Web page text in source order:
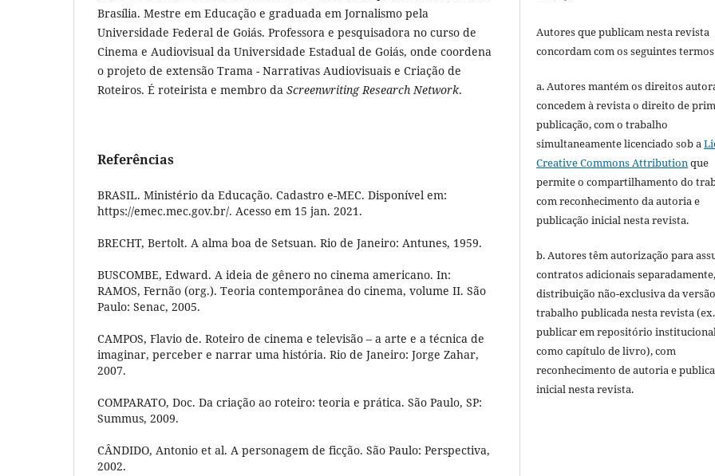
Brasília. Mestre em Educação e graduada em Jornalismo pela
Universidade Federal de Goiás. Professora e pesquisadora no curso de
Cinema e Audiovisual da Universidade Estadual de Goiás, onde coordena
o projeto de extensão Trama - Narrativas Audiovisuais e Criação de
Roteiros. É roteirista e membro da Screenwriting Research Network.
Referências
BRASIL. Ministério da Educação. Cadastro e-MEC. Disponível em:
https://emec.mec.gov.br/. Acesso em 15 jan. 2021.
BRECHT, Bertolt. A alma boa de Setsuan. Rio de Janeiro: Antunes, 1959.
BUSCOMBE, Edward. A ideia de gênero no cinema americano. In:
RAMOS, Fernão (org.). Teoria contemporânea do cinema, volume II. São
Paulo: Senac, 2005.
CAMPOS, Flavio de. Roteiro de cinema e televisão – a arte e a técnica de
imaginar, perceber e narrar uma história. Rio de Janeiro: Jorge Zahar,
2007.
COMPARATO, Doc. Da criação ao roteiro: teoria e prática. São Paulo, SP:
Summus, 2009.
CÂNDIDO, Antonio et al. A personagem de ficção. São Paulo: Perspectiva,
2002.
Autores que publicam nesta revista
concordam com os seguintes
a. Autores mantém os direitos
concedem à revista o direito de
publicação, com o trabalho
simultaneamente licenciado sob a
Creative Commons Attributionque
permite o compartilhamento do
com reconhecimento da autoria e
publicação inicial nesta revista.
b. Autores têm autorização para
contratos adicionais
distribuição não-exclusiva da
trabalho publicada nesta revista
publicar em repositório
como capítulo de livro), com
reconhecimento de autoria e
inicial nesta revista.